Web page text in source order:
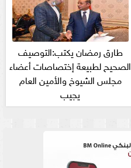
طارق رمضان يكتب:التوصيف
الصحيح لطبيعة إختصاصات أعضاء
مجلس الشيوخ والأمين العام
يجيب